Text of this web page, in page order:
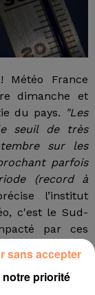
France
dimanche et
du pays. "Les
seuil de très
sur les
parfois
(record à
l’institut
c'est le Sud-
par ces
atteindre les
chaleurs
notre priorité
sans accepter